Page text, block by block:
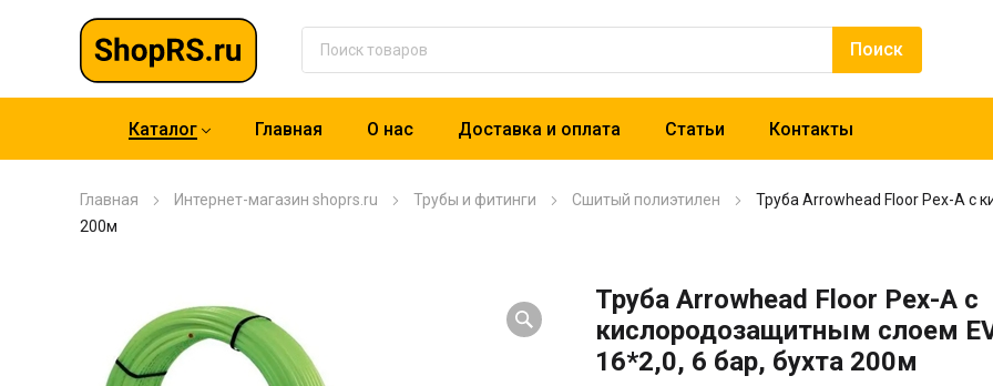
Каталог Главная О нас Доставка и оплата Статьи Контакты
Главная Интернет-магазин shoprs.ru Трубы и фитинги Сшитый полиэтилен
Труба Arrowhead Floor Pex-A с
200м
Труба Arrowhead Floor Pex-A с
кислородозащитным слоем
16*2,0, 6 бар, бухта 200м